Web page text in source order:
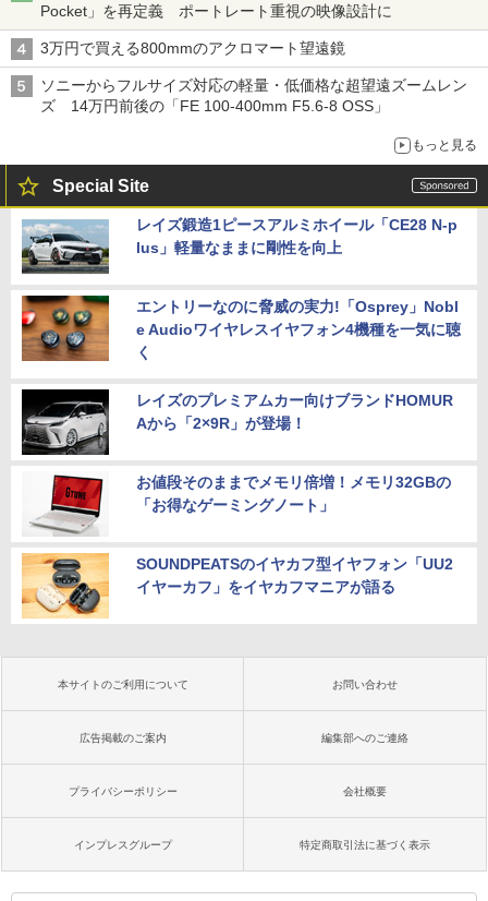
Pocket」を再定義 ポートレート重視の映像設計に
3万円で買える800mmのアクロマート望遠鏡
ソニーからフルサイズ対応の軽量・低価格な超望遠ズームレン
ズ 14万円前後の「FE 100-400mm F5.6-8 OSS」
もっと見る
Special Site
レイズ鍛造1ピースアルミホイール「CE28 N-p
lus」軽量なままに剛性を向上
エントリーなのに脅威の実力!「Osprey」Nobl
e Audioワイヤレスイヤフォン4機種を一気に聴
く
レイズのプレミアムカー向けブランドHOMUR
Aから「2×9R」が登場！
お値段そのままでメモリ倍増！メモリ32GBの
「お得なゲーミングノート」
SOUNDPEATSのイヤカフ型イヤフォン「UU2
イヤーカフ」をイヤカフマニアが語る
本サイトのご利用について お問い合わせ
広告掲載のご案内 編集部へのご連絡
プライバシーポリシー 会社概要
インプレスグループ 特定商取引法に基づく表示